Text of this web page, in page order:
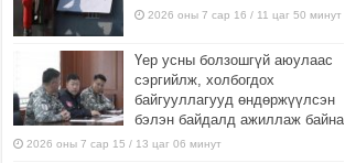
2026 оны 7 сар 16 / 11 цаг 50 минут
Үер усны болзошгүй аюулаас
сэргийлж, холбогдох
байгууллагууд өндөржүүлсэн
бэлэн байдалд ажиллаж байна
2026 оны 7 сар 15 / 13 цаг 06 минут